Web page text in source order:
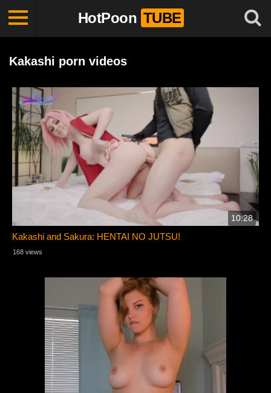
HotPoon TUBE
Kakashi porn videos
10:28
Kakashi and Sakura: HENTAI NO JUTSU!
168 views